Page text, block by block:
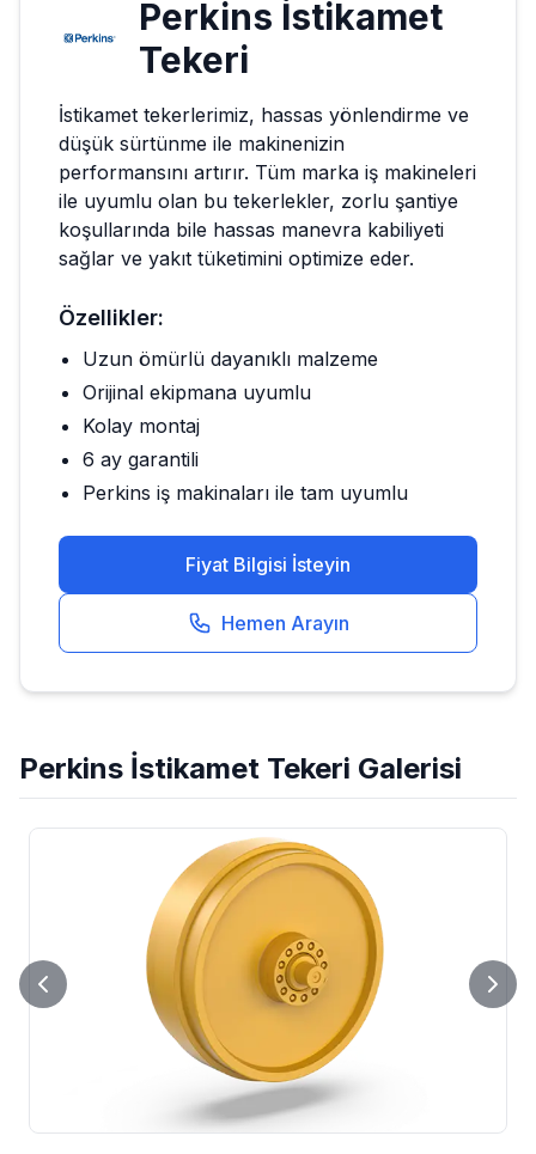
Perkins İstikamet
Tekeri
İstikamet tekerlerimiz, hassas yönlendirme ve
düşük sürtünme ile makinenizin
performansını artırır. Tüm marka iş makineleri
ile uyumlu olan bu tekerlekler, zorlu şantiye
koşullarında bile hassas manevra kabiliyeti
sağlar ve yakıt tüketimini optimize eder.
Özellikler:
Uzun ömürlü dayanıklı malzeme
Orijinal ekipmana uyumlu
Kolay montaj
6 ay garantili
Perkins iş makinaları ile tam uyumlu
Fiyat Bilgisi İsteyin
Hemen Arayın
Perkins İstikamet Tekeri Galerisi